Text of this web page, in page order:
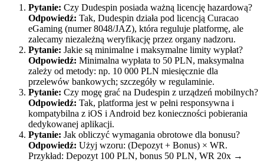
Pytanie: Czy Dudespin posiada ważną licencję hazardową?
Odpowiedź: Tak, Dudespin działa pod licencją Curacao
eGaming (numer 8048/JAZ), która reguluje platformę, ale
zalecamy niezależną weryfikację przez organy nadzoru.
Pytanie: Jakie są minimalne i maksymalne limity wypłat?
Odpowiedź: Minimalna wypłata to 50 PLN, maksymalna
zależy od metody: np. 10 000 PLN miesięcznie dla
przelewów bankowych; szczegóły w regulaminie.
Pytanie: Czy mogę grać na Dudespin z urządzeń mobilnych?
Odpowiedź: Tak, platforma jest w pełni responsywna i
kompatybilna z iOS i Android bez konieczności pobierania
dedykowanej aplikacji.
Pytanie: Jak obliczyć wymagania obrotowe dla bonusu?
Odpowiedź: Użyj wzoru: (Depozyt + Bonus) × WR.
Przykład: Depozyt 100 PLN, bonus 50 PLN, WR 20x →